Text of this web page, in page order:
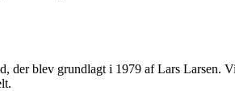
der blev grundlagt i 1979 af Lars Larsen.